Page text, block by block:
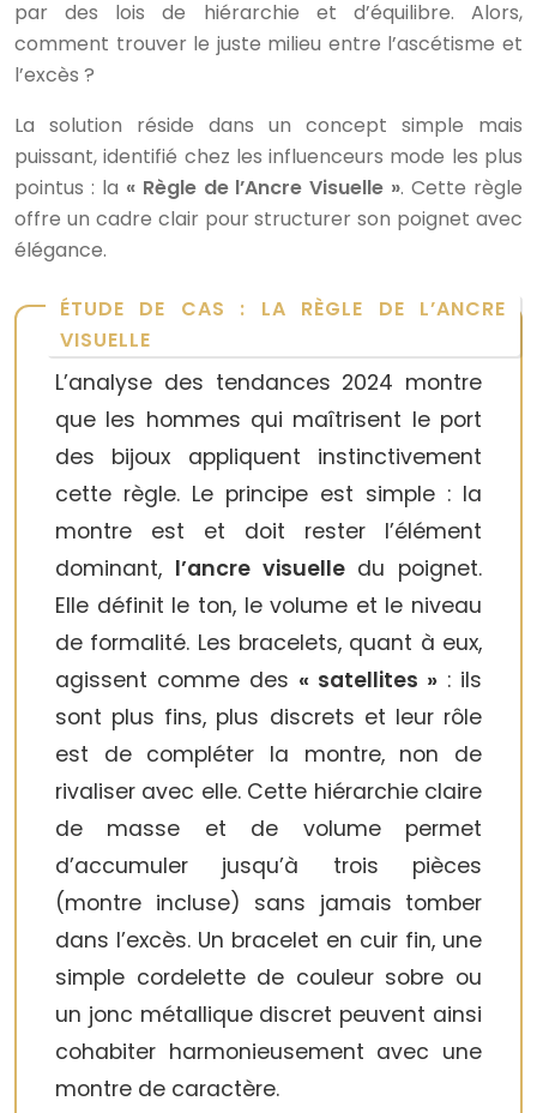
par des lois de hiérarchie et d’équilibre. Alors,
comment trouver le juste milieu entre l’ascétisme et
l’excès ?
La solution réside dans un concept simple mais
puissant, identifié chez les influenceurs mode les plus
pointus : la « Règle de l’Ancre Visuelle ». Cette règle
offre un cadre clair pour structurer son poignet avec
élégance.
ÉTUDE DE CAS : LA RÈGLE DE L’ANCRE
VISUELLE
L’analyse des tendances 2024 montre
que les hommes qui maîtrisent le port
des bijoux appliquent instinctivement
cette règle. Le principe est simple : la
montre est et doit rester l’élément
dominant, l’ancre visuelledu poignet.
Elle définit le ton, le volume et le niveau
de formalité. Les bracelets, quant à eux,
agissent comme des « satellites » : ils
sont plus fins, plus discrets et leur rôle
est de compléter la montre, non de
rivaliser avec elle. Cette hiérarchie claire
de masse et de volume permet
d’accumuler jusqu’à trois pièces
(montre incluse) sans jamais tomber
dans l’excès. Un bracelet en cuir fin, une
simple cordelette de couleur sobre ou
un jonc métallique discret peuvent ainsi
cohabiter harmonieusement avec une
montre de caractère.